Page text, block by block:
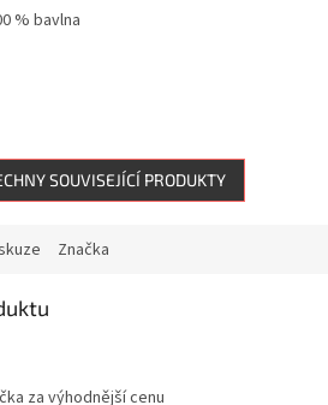
% bavlna
SOUVISEJÍCÍ PRODUKTY
Značka
za výhodnější cenu